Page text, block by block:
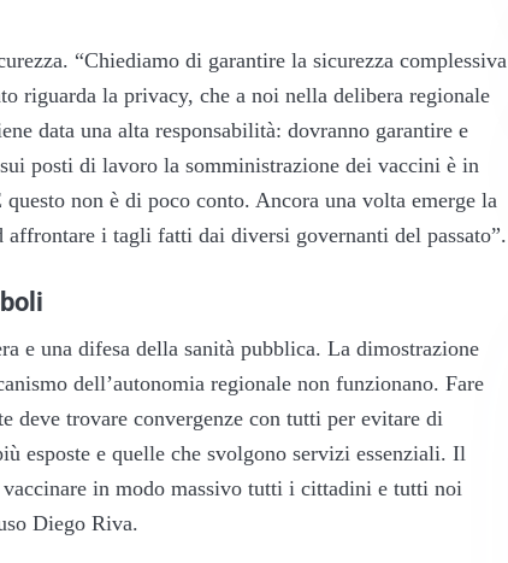
“Chiediamo di garantire la sicurezza complessiva
riguarda la privacy, che a noi nella delibera regionale
data una alta responsabilità: dovranno garantire e
posti di lavoro la somministrazione dei vaccini è in
non è di poco conto. Ancora una volta emerge la
i tagli fatti dai diversi governanti del passato”.
e una difesa della sanità pubblica. La dimostrazione
dell’autonomia regionale non funzionano. Fare
deve trovare convergenze con tutti per evitare di
esposte e quelle che svolgono servizi essenziali. Il
vaccinare in modo massivo tutti i cittadini e tutti noi
Diego Riva.